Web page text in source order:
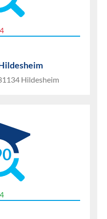
4
Hildesheim
4